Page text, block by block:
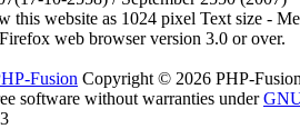
this website as 1024 pixel Text size -
web browser version 3.0 or over.
Fusion Copyright © 2026 PHP-
software without warranties under